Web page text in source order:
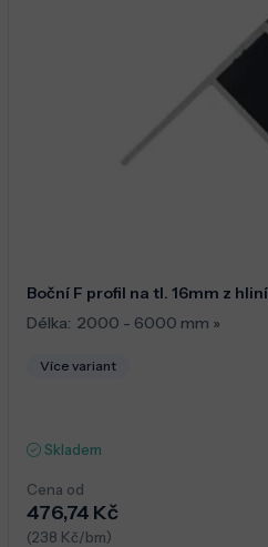
Boční F profil na tl. 16mm z
Délka: 2000 - 6000 mm »
Více variant
Skladem
Cena od
476,74 Kč
(238 Kč/bm)